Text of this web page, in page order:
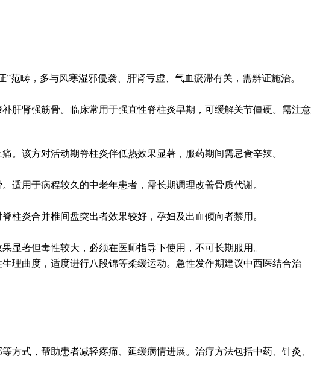
畴，多与风寒湿邪侵袭、肝肾亏虚、气血瘀滞有关，需辨证施治。
肝肾强筋骨。临床常用于强直性脊柱炎早期，可缓解关节僵硬。需注意
。该方对活动期脊柱炎伴低热效果显著，服药期间需忌食辛辣。
适用于病程较久的中老年患者，需长期调理改善骨质代谢。
柱炎合并椎间盘突出者效果较好，孕妇及出血倾向者禁用。
显著但毒性较大，必须在医师指导下使用，不可长期服用。
理曲度，适度进行八段锦等柔缓运动。急性发作期建议中西医结合治
式，帮助患者减轻疼痛、延缓病情进展。治疗方法包括中药、针灸、